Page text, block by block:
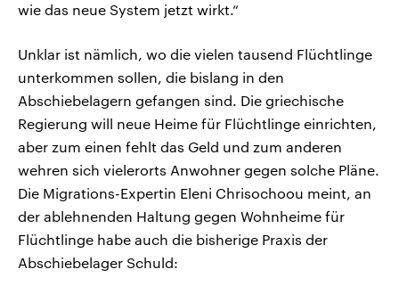
wie das neue System jetzt wirkt.“
Unklar ist nämlich, wo die vielen tausend Flüchtlinge
unterkommen sollen, die bislang in den
Abschiebelagern gefangen sind. Die griechische
Regierung will neue Heime für Flüchtlinge einrichten,
aber zum einen fehlt das Geld und zum anderen
wehren sich vielerorts Anwohner gegen solche Pläne.
Die Migrations-Expertin Eleni Chrisochoou meint, an
der ablehnenden Haltung gegen Wohnheime für
Flüchtlinge habe auch die bisherige Praxis der
Abschiebelager Schuld: